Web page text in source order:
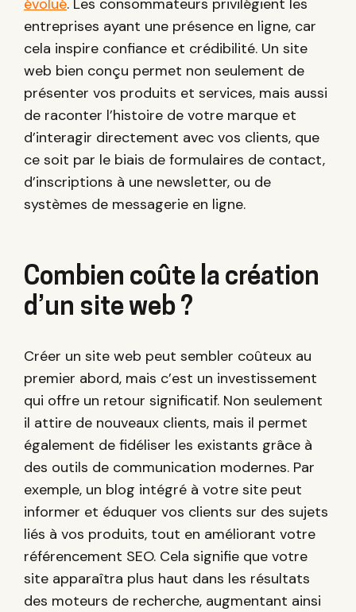
évolué. Les consommateurs privilégient les
entreprises ayant une présence en ligne, car
cela inspire confiance et crédibilité. Un site
web bien conçu permet non seulement de
présenter vos produits et services, mais aussi
de raconter l’histoire de votre marque et
d’interagir directement avec vos clients, que
ce soit par le biais de formulaires de contact,
d’inscriptions à une newsletter, ou de
systèmes de messagerie en ligne.
Combien coûte la création
d’un site web ?
Créer un site web peut sembler coûteux au
premier abord, mais c’est un investissement
qui offre un retour significatif. Non seulement
il attire de nouveaux clients, mais il permet
également de fidéliser les existants grâce à
des outils de communication modernes. Par
exemple, un blog intégré à votre site peut
informer et éduquer vos clients sur des sujets
liés à vos produits, tout en améliorant votre
référencement SEO. Cela signifie que votre
site apparaîtra plus haut dans les résultats
des moteurs de recherche, augmentant ainsi